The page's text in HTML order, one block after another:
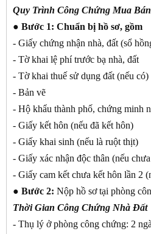
Quy Trình Công Chứng Mua
● Bước 1: Chuẩn bị hồ sơ, gồm
- Giấy chứng nhận nhà, đất (sổ
- Tờ khai lệ phí trước bạ nhà, đất
- Tờ khai thuế sử dụng đất (nếu có)
- Bản vẽ
- Hộ khẩu thành phố, chứng minh
- Giấy kết hôn (nếu đã kết hôn)
- Giấy khai sinh (nếu là ruột thịt)
- Giấy xác nhận độc thân (nếu
- Giấy cam kết chưa kết hôn lần 2
● Bước 2: Nộp hồ sơ tại phòng
Thời Gian Công Chứng Nhà Đất
- Thụ lý ở phòng công chứng: 2